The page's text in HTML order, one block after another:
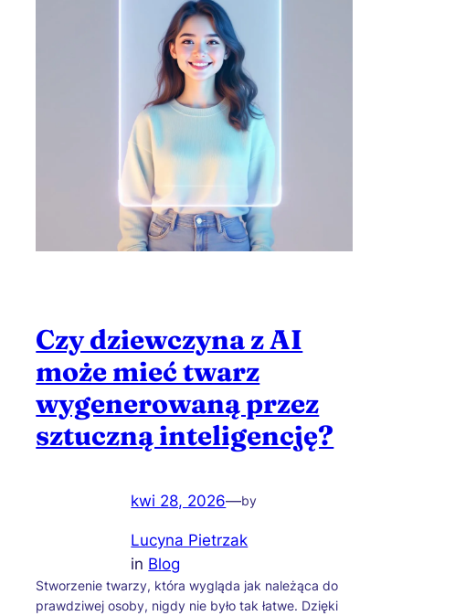
Czy dziewczyna z AI
może mieć twarz
wygenerowaną przez
sztuczną inteligencję?
kwi 28, 2026—by
Lucyna Pietrzak
in Blog
Stworzenie twarzy, która wygląda jak należąca do
prawdziwej osoby, nigdy nie było tak łatwe. Dzięki